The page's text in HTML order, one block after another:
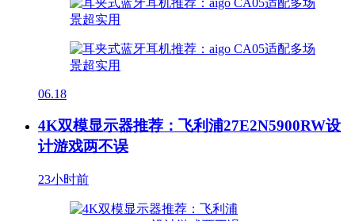
06.18
4K双模显示器推荐：飞利浦27E2N5900RW设
计游戏两不误
23小时前